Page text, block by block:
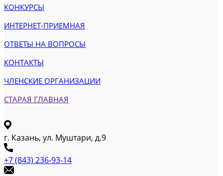
КОНКУРСЫ
ИНТЕРНЕТ-ПРИЕМНАЯ
ОТВЕТЫ НА ВОПРОСЫ
КОНТАКТЫ
ЧЛЕНСКИЕ ОРГАНИЗАЦИИ
СТАРАЯ ГЛАВНАЯ
г. Казань, ул. Муштари, д.9
+7 (843) 236-93-14